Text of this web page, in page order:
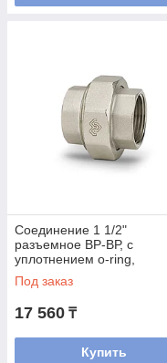
Соединение 1 1/2"
разъемное ВР-ВР, с
уплотнением o-ring,
никелированное, Varmega
Под заказ
17 560 ₸
Купить